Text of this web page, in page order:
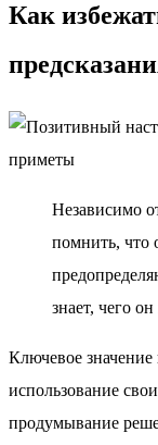
Как
Независимо
помнить, что
знает, чего он
Ключевое
использование
продумывание